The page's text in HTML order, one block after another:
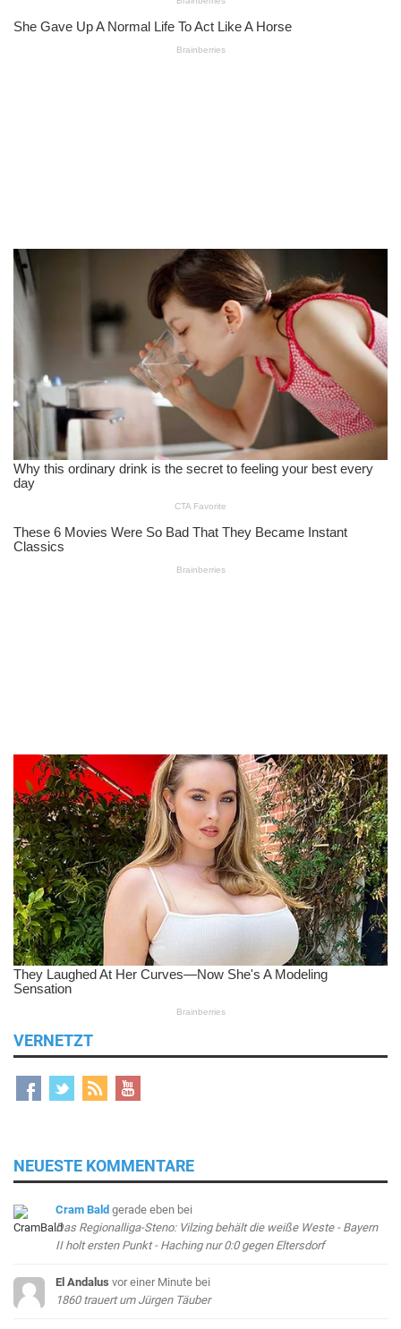
VERNETZT
NEUESTE KOMMENTARE
Cram Bald gerade eben bei
Das Regionalliga-Steno: Vilzing behält die weiße Weste - Bayern
II holt ersten Punkt - Haching nur 0:0 gegen Eltersdorf
El Andalus vor einer Minute bei
1860 trauert um Jürgen Täuber